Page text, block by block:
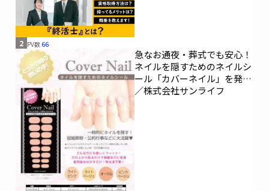
2 PV数 66
急なお通夜・葬式でも安心！
ネイルを隠すためのネイルシ
ール「カバーネイル」を発売
／株式会社サンライフ